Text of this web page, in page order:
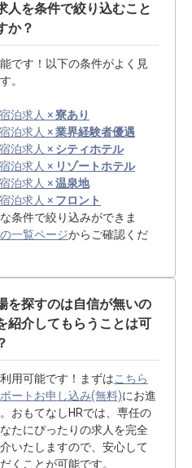
人を条件で絞り込むこと
か？
です！以下の条件がよく見
。
泊求人 ×寮あり
泊求人 ×業界経験者優遇
泊求人 × シティホテル
泊求人 × リゾートホテル
泊求人 ×温泉地
泊求人 × フロント
条件で絞り込みができま
一覧ページからご確認くだ
を探すのは自信が無いの
紹介してもらうことは可
用可能です！まずはこちら
ートお申し込み(無料)にお進
おもてなしHRでは、専任の
たにぴったりの求人を完全
いたしますので、安心して
くことが可能です。